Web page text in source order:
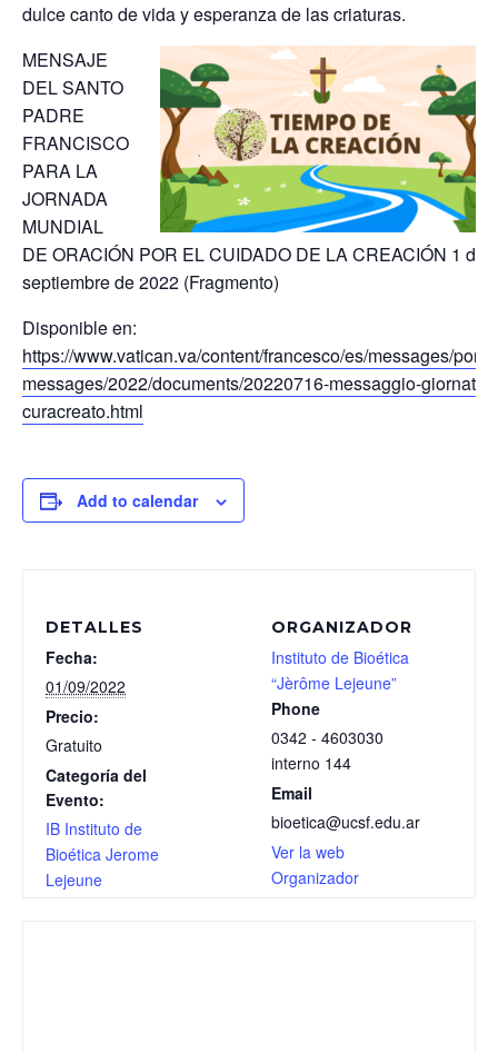
dulce canto de vida y esperanza de las criaturas.
MENSAJE
DEL SANTO
PADRE
FRANCISCO
PARA LA
JORNADA
MUNDIAL
DE ORACIÓN POR EL CUIDADO DE LA CREACIÓN 1 de
septiembre de 2022 (Fragmento)
Disponible en:
https://www.vatican.va/content/francesco/es/messages/pont-
messages/2022/documents/20220716-messaggio-giornata-
curacreato.html
Add to calendar
DETALLES
Fecha:
01/09/2022
Precio:
Gratuito
Categoría del
Evento:
IB Instituto de
Bioética Jerome
Lejeune
ORGANIZADOR
Instituto de Bioética
“Jèrôme Lejeune”
Phone
0342 - 4603030
interno 144
Email
bioetica@ucsf.edu.ar
Ver la web
Organizador